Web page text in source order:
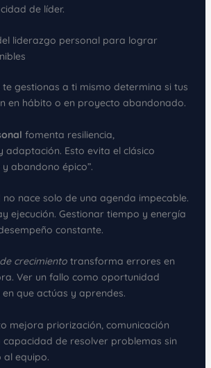
de líder.
liderazgo personal para lograr
gestionas a ti mismo determina si tus
en hábito o en proyecto abandonado.
fomenta resiliencia,
adaptación. Esto evita el clásico
abandono épico”.
nace solo de una agenda impecable.
ejecución. Gestionar tiempo y energía
constante.
crecimientotransforma errores en
Ver un fallo como oportunidad
que actúas y aprendes.
mejora priorización, comunicación
de resolver problemas sin
equipo.